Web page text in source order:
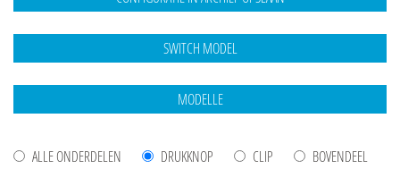
ALLE ONDERDELEN DRUKKNOP CLIP
BOVENDEEL